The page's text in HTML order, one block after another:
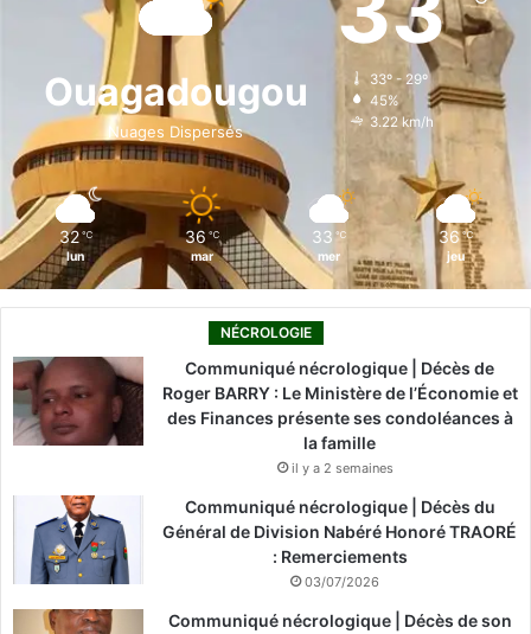
b
o
k
i
n
a
g
r
o
k
Ouagadougou
Nuages Dispersés
33º - 29º
45%
3.22 km/h
32 ℃
lun
36 ℃
mar
33 ℃
mer
36 ℃
jeu
NÉCROLOGIE
Communiqué nécrologique | Décès de
Roger BARRY : Le Ministère de l’Économie et
des Finances présente ses condoléances à
la famille
il y a 2 semaines
Communiqué nécrologique | Décès du
Général de Division Nabéré Honoré TRAORÉ
: Remerciements
03/07/2026
Communiqué nécrologique | Décès de son